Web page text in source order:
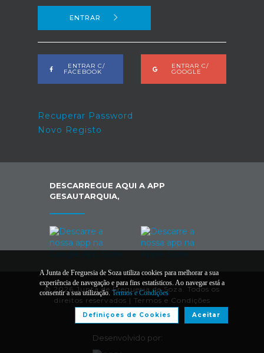
ENTRAR
ENTRAR C/
FACEBOOK
ENTRAR C/
GOOGLE
Recuperar Password
Novo Registo
DESCARREGUE AQUI A APP
GESAUTARQUIA,
© 2026 Junta de Freguesia de Soza. Todos os
direitos reservados | Termos e Condições
Desenvolvido por:
A Junta de Freguesia de Soza utiliza cookies para melhorar a sua
experiência de navegação e para fins estatísticos. Ao navegar está a
consentir a sua utilização. Termos e Condições
Aceitar
Definiçoes de Cookies